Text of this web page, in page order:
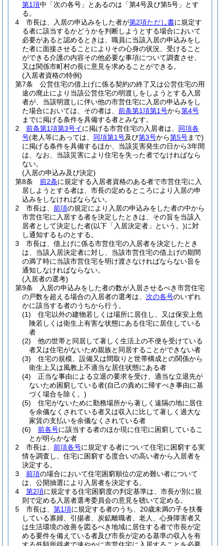
第1項中「次の各号」とあるのは「第4号及び第5号」とす
る。
4
市長は、入居の申込みをした者が第2項ただし書に規定す
る者に該当するかどうかを判断しようとする場合において
必要があると認めるときは、職員に当該入居の申込みをし
た者に面接させることによりその心身の状況、受けること
ができる介護の内容その他必要な事項について調査させ、
又は関係市町村の長に意見を求めることができる。
(入居者資格の特例)
第7条
公営住宅の借上げに係る契約の終了又は公営住宅の用
途の廃止により当該公営住宅の明渡しをしようとする入居
者が、当該明渡しに伴い他の市営住宅に入居の申込みをし
た場合においては、その者は、 前条第1項第1号から第4号
までに掲げる条件を具備する者とみなす。
2
前条第1項第3号イに掲げる市営住宅の入居者は、 同項各
号(老人等にあっては、 同項第1号及び第3号から第5号まで)
に掲げる条件を具備するほか、当該災害発生の日から3年間
は、なお、当該災害により住宅を失った者でなければなら
ない。
(入居の申込み及び決定)
第8条
前2条に規定する入居者資格のある者で市営住宅に入
居しようとする者は、市長の定めるところにより入居の申
込みをしなければならない。
2
市長は、 前項の規定により入居の申込みをした者の中から
市営住宅に入居する者を決定したときは、その旨を当該入
居者として決定した者(以下「入居決定者」という。)に対
し通知するものとする。
3
市長は、借上げに係る市営住宅の入居者を決定したとき
は、当該入居決定者に対し、当該市営住宅の借上げの期間
の満了時に当該市営住宅を明け渡さなければならない旨を
通知しなければならない。
(入居者の選考)
第9条
入居の申込みをした者の数が入居させるべき市営住宅
の戸数を超える場合の入居者の選考は、 次の各号のいずれ
かに該当する者のうちから行う。
(1)
住宅以外の建物若しくは場所に居住し、又は保安上危
険若しくは衛生上有害な状態にある住宅に居住している
者
(2)
他の世帯と同居して著しく生活上の不便を受けている
者又は住宅がないため親族と同居することができない者
(3)
住宅の規模、設備又は間取りと世帯構成との関係から
衛生上又は風教上不適当な居住状態にある者
(4)
正当な事由による立退の要求を受け、適当な立退先が
ないため困窮している者(自己の責めに帰すべき事由に基
づく場合を除く。)
(5)
住宅がないために勤務場所から著しく遠隔の地に居住
を余儀なくされている者又は収入に比して著しく過大な
家賃の支払いを余儀なくされている者
(6)
前各号に該当する者のほか現に住宅に困窮しているこ
とが明らかな者
2
市長は、 前項各号に規定する者について住宅に困窮する実
情を調査し、住宅に困窮する度合いの高い者から入居者を
決定する。
3
前項の場合において住宅困窮順位の定め難い者について
は、公開抽選により入居者を決定する。
4
第2項に規定する住宅困窮度の判定基準は、市長が別に規
則で定める入居者選考委員会の意見を聴いて定める。
5
市長は、 第1項に規定する者のうち、20歳未満の子を扶養
している寡婦、引揚者、炭鉱離職者、老人、心身障害者又
は生活環境の改善を図るべき地域に居住する者で市長が定
める要件を備えている者及び市長が定める基準の収入を有